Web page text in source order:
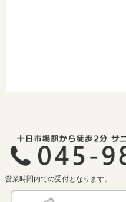
営業時間内での受付となります。